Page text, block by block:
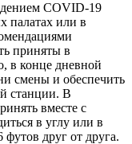
COVID-19
палатах или в
приняты в
в конце дневной
смены и обеспечить
станции. В
вместе с
в углу или в
друг от друга.